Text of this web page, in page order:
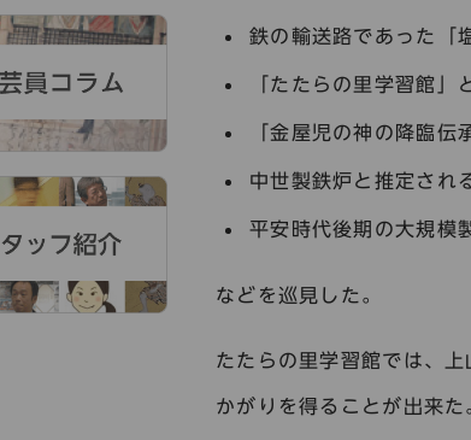
鉄の輸送路であった「
「たたらの里学習館
「金屋児の神の降臨伝
中世製鉄炉と推定され
平安時代後期の大規模
などを巡見した。
たたらの里学習館では、
かがりを得ることが出来た